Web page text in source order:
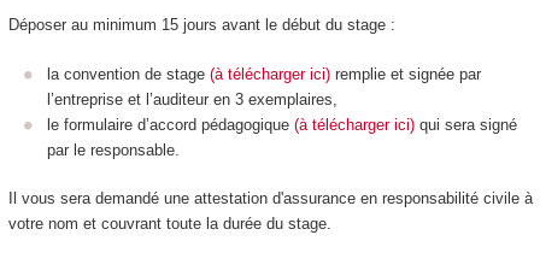
Déposer au minimum 15 jours avant le début du stage :
la convention de stage (à télécharger ici) remplie et signée par
l’entreprise et l’auditeur en 3 exemplaires,
le formulaire d’accord pédagogique (à télécharger ici) qui sera signé
par le responsable.
Il vous sera demandé une attestation d'assurance en responsabilité civile à
votre nom et couvrant toute la durée du stage.